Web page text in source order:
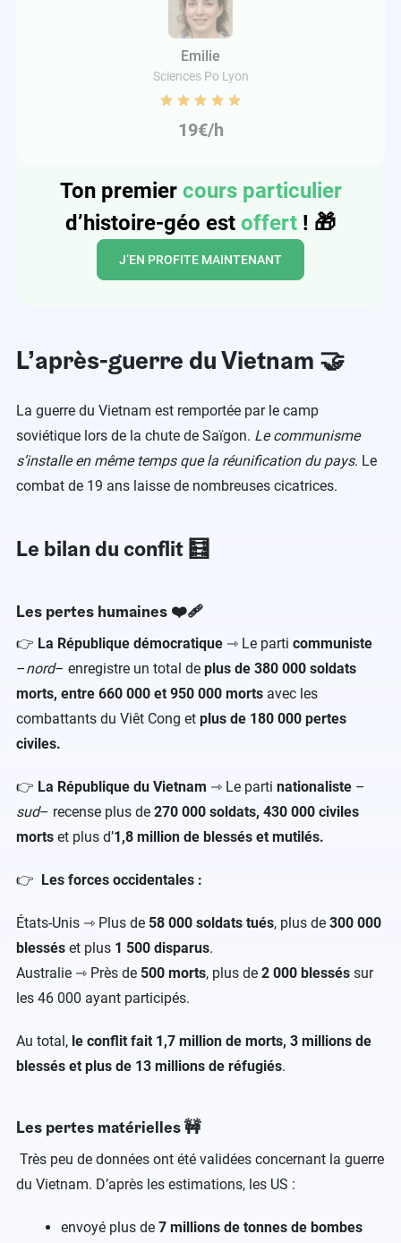
Emilie
Sciences Po Lyon
19€/h
Ton premier cours particulier
d’histoire-géo est offert ! 🎁
J’EN PROFITE MAINTENANT
L’après-guerre du Vietnam 🤝
La guerre du Vietnam est remportée par le camp
soviétique lors de la chute de Saïgon. Le communisme
s’installe en même temps que la réunification du pays. Le
combat de 19 ans laisse de nombreuses cicatrices.
Le bilan du conflit 🧮
Les pertes humaines ❤️‍🩹
👉 La République démocratique ⇾ Le parti communiste
–nord– enregistre un total de plus de 380 000 soldats
morts, entre 660 000 et 950 000 morts avec les
combattants du Viêt Cong et plus de 180 000 pertes
civiles.
👉 La République du Vietnam ⇾ Le parti nationaliste –
sud– recense plus de 270 000 soldats, 430 000 civiles
morts et plus d’1,8 million de blessés et mutilés.
👉 Les forces occidentales :
États-Unis ⇾ Plus de 58 000 soldats tués, plus de 300 000
blessés et plus 1 500 disparus.
Australie ⇾ Près de 500 morts, plus de 2 000 blessés sur
les 46 000 ayant participés.
Au total, le conflit fait 1,7 million de morts, 3 millions de
blessés et plus de 13 millions de réfugiés.
Les pertes matérielles 🚧
Très peu de données ont été validées concernant la guerre
du Vietnam. D’après les estimations, les US :
envoyé plus de 7 millions de tonnes de bombes